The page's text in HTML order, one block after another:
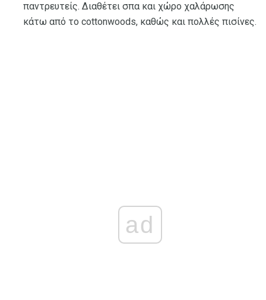
παντρευτείς. Διαθέτει σπα και χώρο χαλάρωσης
κάτω από το cottonwoods, καθώς και πολλές πισίνες.
ad